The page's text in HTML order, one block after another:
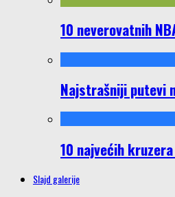
10 neverovatnih
Najstrašniji putevi
10 najvećih
Slajd galerije